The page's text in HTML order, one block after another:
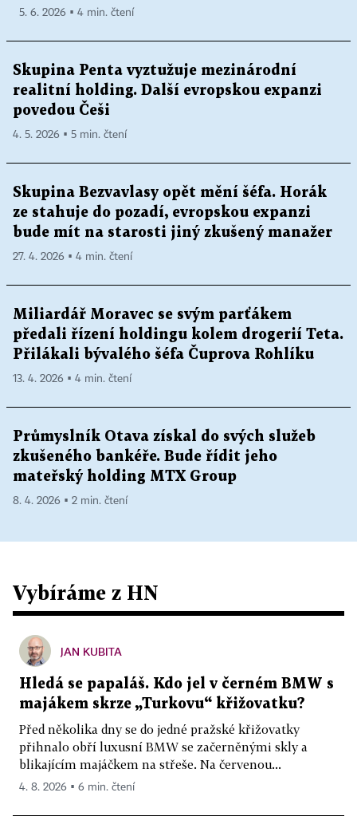
5. 6. 2026 ▪ 4 min. čtení
Skupina Penta vyztužuje mezinárodní
realitní holding. Další evropskou expanzi
povedou Češi
4. 5. 2026 ▪ 5 min. čtení
Skupina Bezvavlasy opět mění šéfa. Horák
ze stahuje do pozadí, evropskou expanzi
bude mít na starosti jiný zkušený manažer
27. 4. 2026 ▪ 4 min. čtení
Miliardář Moravec se svým parťákem
předali řízení holdingu kolem drogerií Teta.
Přilákali bývalého šéfa Čuprova Rohlíku
13. 4. 2026 ▪ 4 min. čtení
Průmyslník Otava získal do svých služeb
zkušeného bankéře. Bude řídit jeho
mateřský holding MTX Group
8. 4. 2026 ▪ 2 min. čtení
Vybíráme z HN
JAN KUBITA
Hledá se papaláš. Kdo jel v černém BMW s
majákem skrze „Turkovu“ křižovatku?
Před několika dny se do jedné pražské křižovatky
přihnalo obří luxusní BMW se začerněnými skly a
blikajícím majáčkem na střeše. Na červenou...
4. 8. 2026 ▪ 6 min. čtení